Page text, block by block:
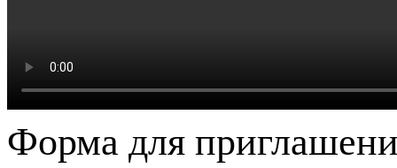
Форма для